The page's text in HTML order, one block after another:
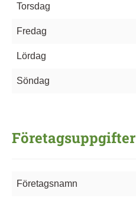
Torsdag
Fredag
Lördag
Söndag
Företagsuppgifter
Företagsnamn